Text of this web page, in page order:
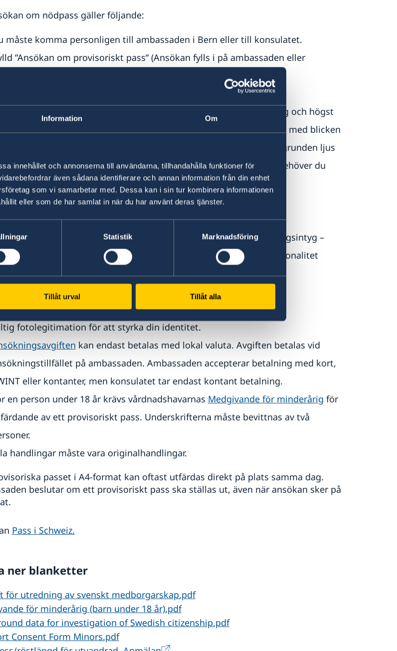
Information Om
innehållet och annonserna till användarna, tillhandahålla funktioner för
även sådana identifierare och annan information från din enhet
som vi samarbetar med. Dessa kan i sin tur kombinera informationen
eller som de har samlat in när du har använt deras tjänster.
Statistik Marknadsföring
Tillåt urval Tillåt alla
om nödpass gäller följande:
måste komma personligen till ambassaden i Bern eller till konsulatet.
”Ansökan om provisoriskt pass” (Ansökan fylls i på ambassaden eller
Underlag för utredning av svenskt medborgarskap.
(2) passfoton om du ansöker på konsulaten. Fotona ska vara i färg och högst
månader gamla. På fotot ska ansiktet vara avbildat rakt framifrån med blicken
mot kamerans lins, ansiktsuttrycket ska vara neutralt och bakgrunden ljus
skuggfri. Om du ansöker om provisoriskt pass på ambassaden behöver du
ta med foton.
om du är eller har varit bosatt i Sverige.
C, eller L-tillstånd om du är bosatt i Schweiz.
du är bosatt i annat land än Schweiz eller Sverige krävs bosättningsintyg –
äldre än en månad - från bosättningslandet där din svenska nationalitet
alternativt uppehållstillstånd i landet.
om passet är stulet.
bekräftelse på bokad resa.
fotolegitimation för att styrka din identitet.
kan endast betalas med lokal valuta. Avgiften betalas vid
på ambassaden. Ambassaden accepterar betalning med kort,
eller kontanter, men konsulatet tar endast kontant betalning.
en person under 18 år krävs vårdnadshavarnas Medgivande för minderårig för
av ett provisoriskt pass. Underskrifterna måste bevittnas av två
handlingar måste vara originalhandlingar.
passet i A4-format kan oftast utfärdas direkt på plats samma dag.
beslutar om ett provisoriskt pass ska ställas ut, även när ansökan sker på
Pass i Schweiz.
ner blanketter
för utredning av svenskt medborgarskap.pdf
för minderårig (barn under 18 år).pdf
data for investigation of Swedish citizenship.pdf
Consent Form Minors.pdf